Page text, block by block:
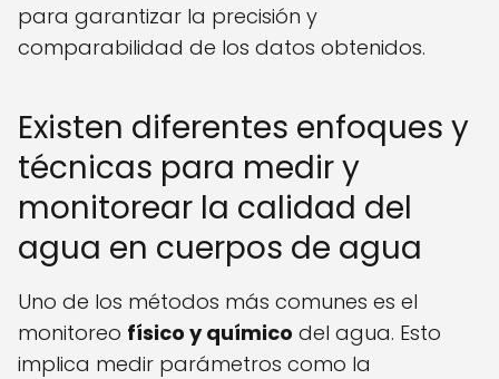
para garantizar la precisión y
comparabilidad de los datos obtenidos.
Existen diferentes enfoques y
técnicas para medir y
monitorear la calidad del
agua en cuerpos de agua
Uno de los métodos más comunes es el
monitoreo físico y químico del agua. Esto
implica medir parámetros como la